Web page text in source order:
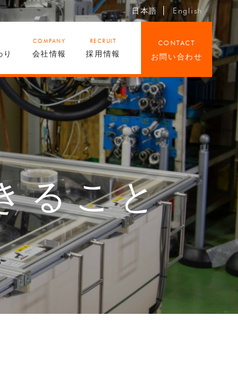
COMPANY
会社情報
RECRUIT
採用情報
CONTACT
お問い合わせ
日本語 English
ること